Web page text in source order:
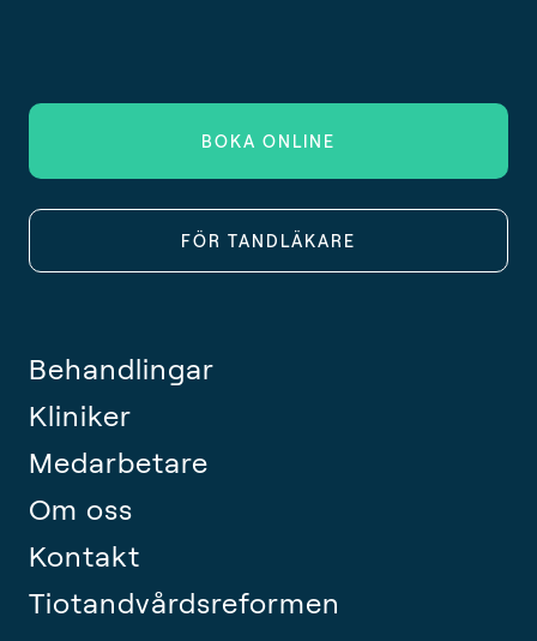
Behandlingar
Kliniker
Medarbetare
Om oss
Kontakt
Tiotandvårdsreformen
BOKA ONLINE
FÖR TANDLÄKARE